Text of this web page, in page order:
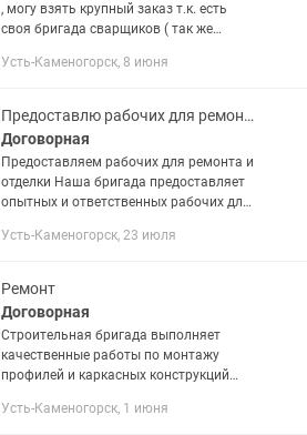
, могу взять крупный заказ т.к. есть
своя бригада сварщиков ( так же
отделочными и всеми строительными
Усть-Каменогорск, 8 июня
Предоставлю рабочих для ремонта и отделки
Договорная
Предоставляем рабочих для ремонта и
отделки Наша бригада предоставляет
опытных и ответственных рабочих для
работ в Усть-Каменогорске и...
Усть-Каменогорск, 23 июля
Ремонт
Договорная
Строительная бригада выполняет
качественные работы по монтажу
профилей и каркасных конструкций
обшивку стен и потолков
Усть-Каменогорск, 1 июня